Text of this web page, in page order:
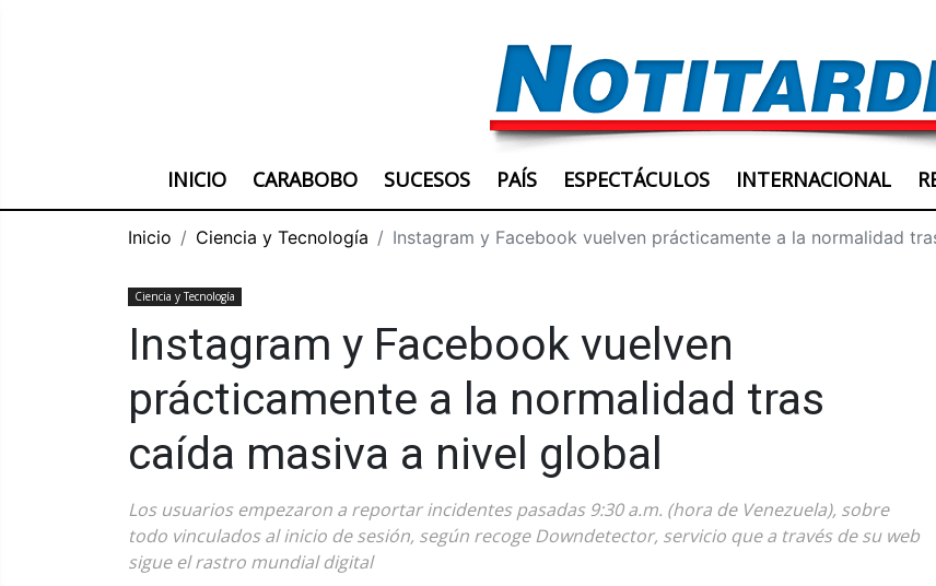
INICIO CARABOBO SUCESOS PAÍS ESPECTÁCULOS INTERNACIONAL
Inicio Ciencia y Tecnología Instagram y Facebook vuelven prácticamente a la normalidad
Ciencia y Tecnología
Instagram y Facebook vuelven
prácticamente a la normalidad tras
caída masiva a nivel global
Los usuarios empezaron a reportar incidentes pasadas 9:30 a.m. (hora de Venezuela), sobre
todo vinculados al inicio de sesión, según recoge Downdetector, servicio que a través de su web
sigue el rastro mundial digital